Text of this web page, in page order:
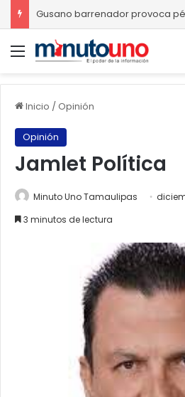
Menú
Inicio /Opinión
Opinión
Jamlet Política
Minuto Uno Tamaulipas
3 minutos de lectura